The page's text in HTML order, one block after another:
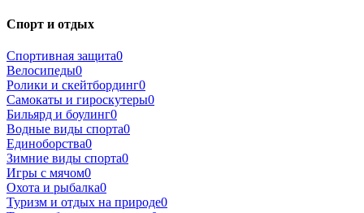
Спорт и отдых
Спортивная защита0
Велосипеды0
Ролики и скейтбординг0
Самокаты и гироскутеры0
Бильярд и боулинг0
Водные виды спорта0
Единоборства0
Зимние виды спорта0
Игры с мячом0
Охота и рыбалка0
Туризм и отдых на природе0